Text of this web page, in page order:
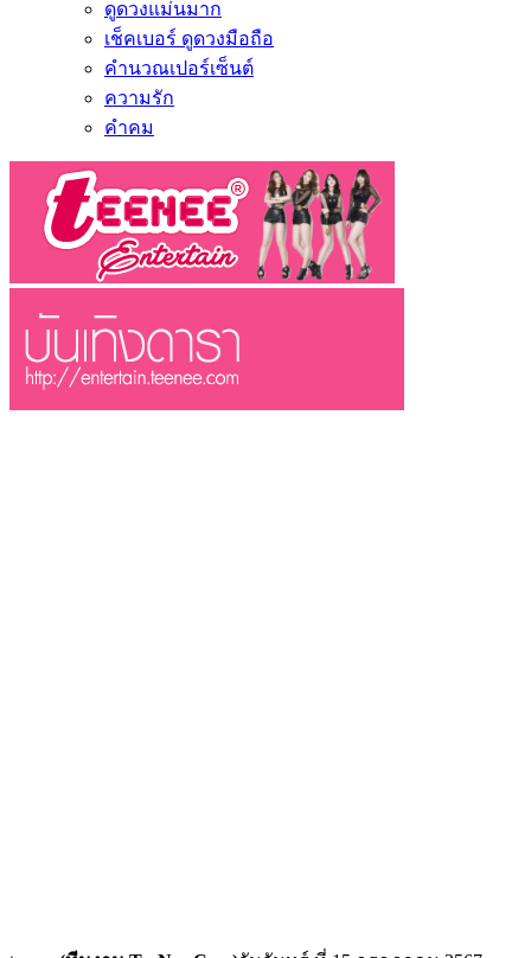
ดูดวงแม่นมาก
เช็คเบอร์ ดูดวงมือถือ
คำนวณเปอร์เซ็นต์
ความรัก
คำคม